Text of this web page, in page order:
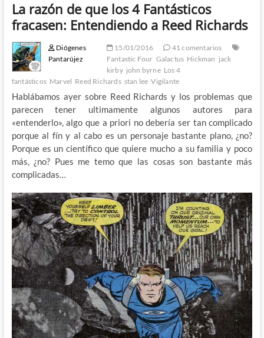
La razón de que los 4 Fantásticos
fracasen: Entendiendo a Reed Richards
Diógenes
Pantarújez
15/01/2016
41 comentarios
Fantastic Four Galactus Hickman jack
kirby john byrne Los 4
fantásticos Marvel Reed Richards stan lee Vigilante
Hablábamos ayer sobre Reed Richards y los problemas que
parecen tener ultimamente algunos autores para
«entenderlo», algo que a priori no debería ser tan complicado
porque al fín y al cabo es un personaje bastante plano, ¿no?
Porque es un científico que quiere mucho a su familia y poco
más, ¿no? Pues me temo que las cosas son bastante más
complicadas…